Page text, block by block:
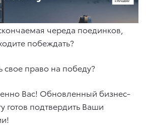
череда поединков,
побеждать?
свое право на победу?
Вас! Обновленный бизнес-
готов подтвердить Ваши